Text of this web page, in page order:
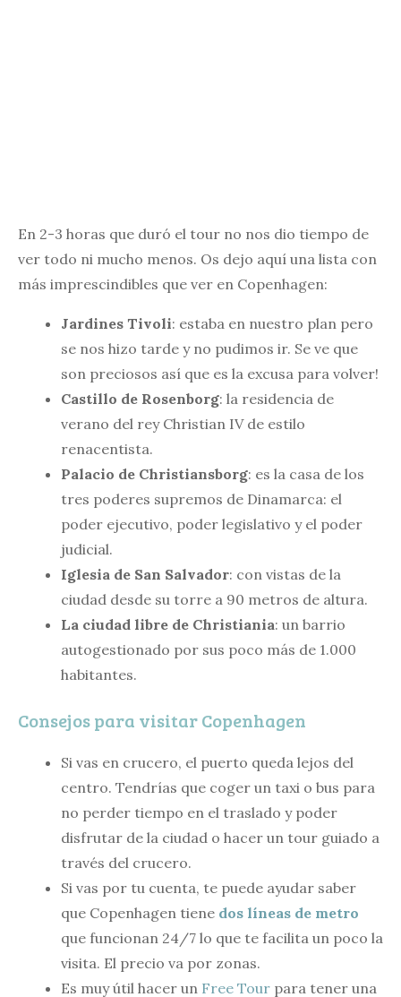
En 2-3 horas que duró el tour no nos dio tiempo de
ver todo ni mucho menos. Os dejo aquí una lista con
más imprescindibles que ver en Copenhagen:
Jardines Tivoli: estaba en nuestro plan pero
se nos hizo tarde y no pudimos ir. Se ve que
son preciosos así que es la excusa para volver!
Castillo de Rosenborg: la residencia de
verano del rey Christian IV de estilo
renacentista.
Palacio de Christiansborg: es la casa de los
tres poderes supremos de Dinamarca: el
poder ejecutivo, poder legislativo y el poder
judicial.
Iglesia de San Salvador: con vistas de la
ciudad desde su torre a 90 metros de altura.
La ciudad libre de Christiania: un barrio
autogestionado por sus poco más de 1.000
habitantes.
Consejos para visitar Copenhagen
Si vas en crucero, el puerto queda lejos del
centro. Tendrías que coger un taxi o bus para
no perder tiempo en el traslado y poder
disfrutar de la ciudad o hacer un tour guiado a
través del crucero.
Si vas por tu cuenta, te puede ayudar saber
que Copenhagen tiene dos líneas de metro
que funcionan 24/7 lo que te facilita un poco la
visita. El precio va por zonas.
Es muy útil hacer un Free Tour para tener una